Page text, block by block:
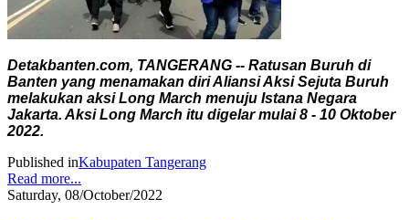
Detakbanten.com, TANGERANG -- Ratusan Buruh di
Banten yang menamakan diri Aliansi Aksi Sejuta Buruh
melakukan aksi Long March menuju Istana Negara
Jakarta. Aksi Long March itu digelar mulai 8 - 10 Oktober
2022.
Published inKabupaten Tangerang
Read more...
Saturday, 08/October/2022